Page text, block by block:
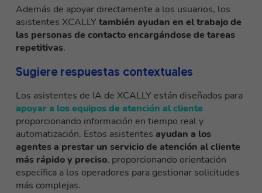
Además de apoyar directamente a los usuarios, los
asistentes XCALLY también ayudan en el trabajo de
las personas de contacto encargándose de tareas
repetitivas.
Sugiere respuestas contextuales
Los asistentes de IA de XCALLY están diseñados para
apoyar a los equipos de atención al cliente
proporcionando información en tiempo real y
automatización. Estos asistentes ayudan a los
agentes a prestar un servicio de atención al cliente
más rápido y preciso, proporcionando orientación
específica a los operadores para gestionar solicitudes
más complejas.